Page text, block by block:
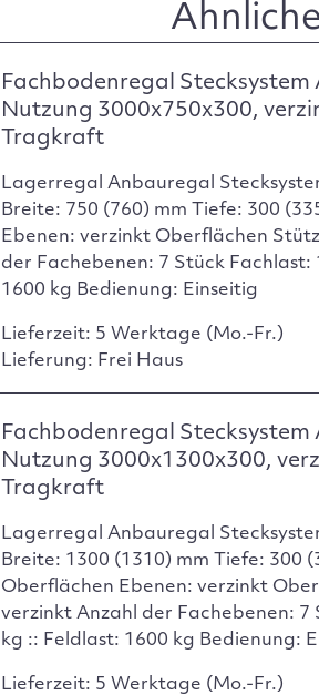
Fachbodenregal Stecksystem
Nutzung 3000x750x300,
Tragkraft
Lagerregal Anbauregal
Breite: 750 (760) mm Tiefe: 300
Ebenen: verzinkt Oberflächen
der Fachebenen: 7 Stück Fachlast:
1600 kg Bedienung: Einseitig
Lieferzeit: 5 Werktage (Mo.-Fr.)
Lieferung: Frei Haus
Fachbodenregal Stecksystem
Nutzung 3000x1300x300,
Tragkraft
Lagerregal Anbauregal
Breite: 1300 (1310) mm Tiefe: 300
Oberflächen Ebenen: verzinkt
verzinkt Anzahl der Fachebenen: 7
kg :: Feldlast: 1600 kg Bedienung:
Lieferzeit: 5 Werktage (Mo.-Fr.)